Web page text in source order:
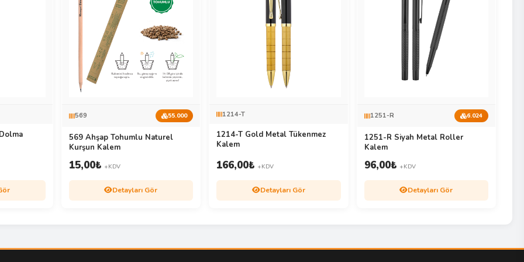
569 55.000
569 Ahşap Tohumlu Naturel
Kurşun Kalem
15,00₺ +KDV
Detayları Gör
1214-T
1214-T Gold Metal Tükenmez
Kalem
166,00₺ +KDV
Detayları Gör
1251-R 6.024
1251-R Siyah Metal Roller
Kalem
96,00₺ +KDV
Detayları Gör